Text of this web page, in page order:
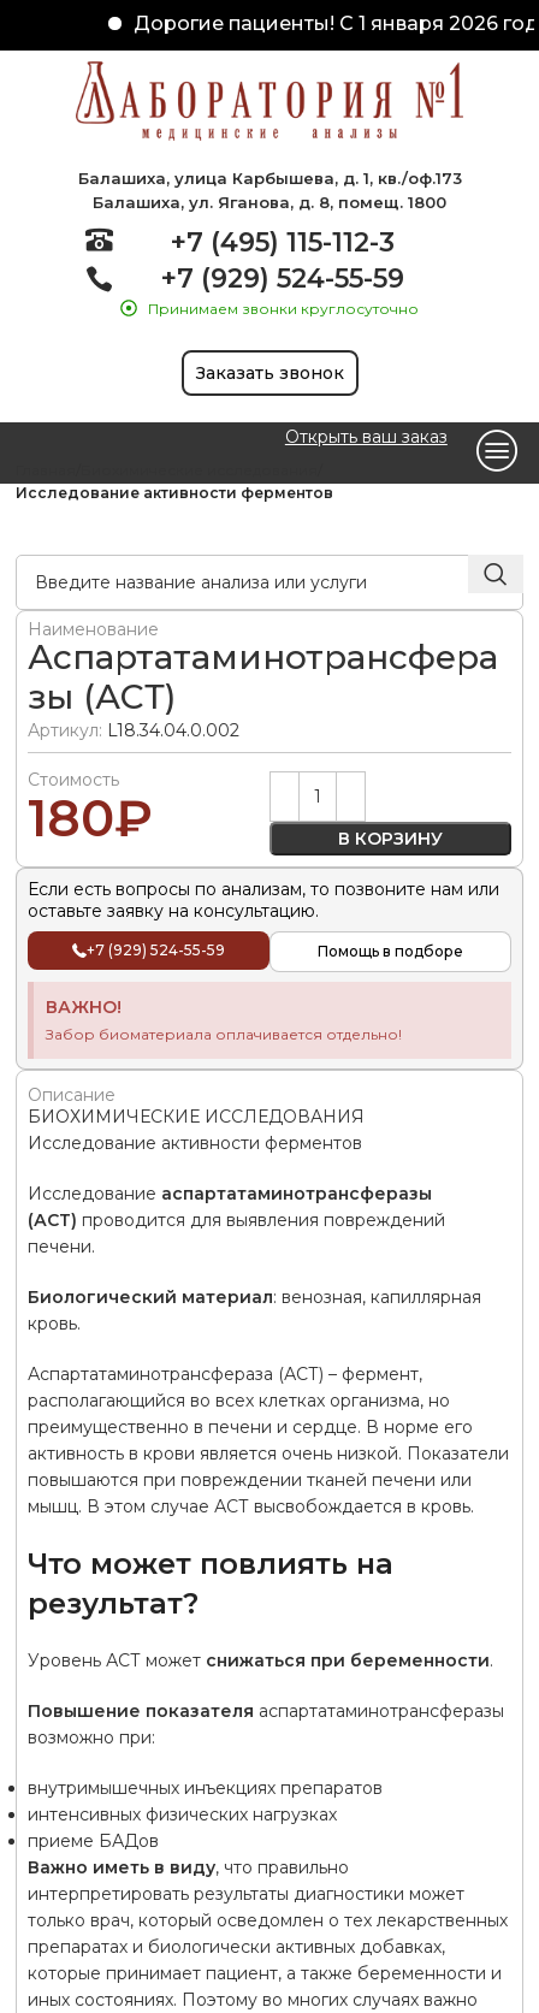
Дорогие пациенты! С 1 января 2026
Балашиха, улица Карбышева, д. 1, кв./оф.173
Балашиха, ул. Яганова, д. 8, помещ. 1800
+7 (495) 115-112-3
+7 (929) 524-55-59
Принимаем звонки круглосуточно
Заказать звонок
Открыть ваш заказ
Исследование активности ферментов
Наименование
Аспартатаминотрансфера
зы (АСТ)
Артикул: L18.34.04.0.002
Стоимость
180₽ В КОРЗИНУ
Alternative:
Если есть вопросы по анализам, то позвоните нам или
оставьте заявку на консультацию.
+7 (929) 524-55-59 Помощь в подборе
ВАЖНО!
Забор биоматериала оплачивается отдельно!
Описание
БИОХИМИЧЕСКИЕ ИССЛЕДОВАНИЯ
Исследование активности ферментов
Исследование аспартатаминотрансферазы
(АСТ) проводится для выявления повреждений
печени.
Биологический материал: венозная, капиллярная
кровь.
Аспартатаминотрансфераза (АСТ) – фермент,
располагающийся во всех клетках организма, но
преимущественно в печени и сердце. В норме его
активность в крови является очень низкой. Показатели
повышаются при повреждении тканей печени или
мышц. В этом случае АСТ высвобождается в кровь.
Что может повлиять на
результат?
Уровень АСТ может снижаться при беременности.
Повышение показателя аспартатаминотрансферазы
возможно при:
внутримышечных инъекциях препаратов
интенсивных физических нагрузках
приеме БАДов
Важно иметь в виду, что правильно
интерпретировать результаты диагностики может
только врач, который осведомлен о тех лекарственных
препаратах и биологически активных добавках,
которые принимает пациент, а также беременности и
иных состояниях. Поэтому во многих случаях важно